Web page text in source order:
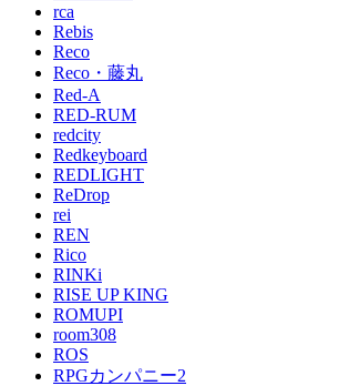
rca
Rebis
Reco
Reco・藤丸
Red-A
RED-RUM
redcity
Redkeyboard
REDLIGHT
ReDrop
rei
REN
Rico
RINKi
RISE UP KING
ROMUPI
room308
ROS
RPGカンパニー2